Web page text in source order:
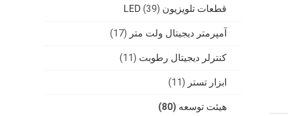
قطعات تلویزیون LED (39)
آمپرمتر دیجیتال ولت متر (17)
کنترلر دیجیتال رطوبت (11)
ابزار تستر (11)
هیئت توسعه (80)